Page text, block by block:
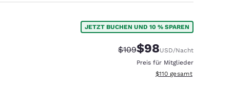
JETZT BUCHEN UND 10 % SPAREN
Durchgestrichener Preis:
$109Vergünstigter Preis:
$98USD/Nacht
Preis für Mitglieder
Geschätzte Gesamtdetails
$110 gesamt